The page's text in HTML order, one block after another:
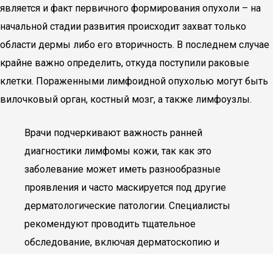
является и факт первичного формирования опухоли – на
начальной стадии развития происходит захват только
области дермы либо его вторичность. В последнем случае
крайне важно определить, откуда поступили раковые
клетки. Пораженными лимфоидной опухолью могут быть
вилочковый орган, костный мозг, а также лимфоузлы.
Врачи подчеркивают важность ранней
диагностики лимфомы кожи, так как это
заболевание может иметь разнообразные
проявления и часто маскируется под другие
дерматологические патологии. Специалисты
рекомендуют проводить тщательное
обследование, включая дерматоскопию и